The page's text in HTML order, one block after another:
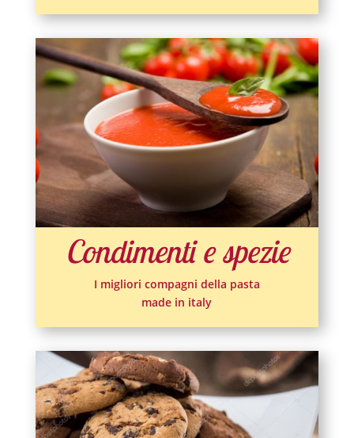
Condimenti e spezie
I migliori compagni della pasta
made in italy